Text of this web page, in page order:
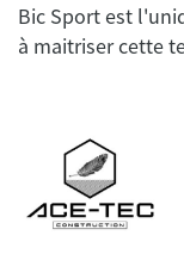
Bic Sport est